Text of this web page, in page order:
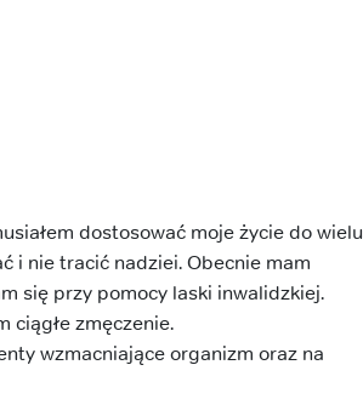
dostosować moje życie do wielu
i nie tracić nadziei. Obecnie mam
się przy pomocy laski inwalidzkiej.
ciągłe zmęczenie.
wzmacniające organizm oraz na